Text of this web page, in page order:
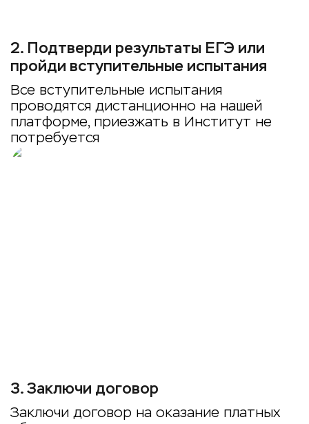
2. Подтверди результаты ЕГЭ или
пройди вступительные испытания
Все вступительные испытания
проводятся дистанционно на нашей
платформе, приезжать в Институт не
потребуется
3.Заключи договор
Заключи договор на оказание платных